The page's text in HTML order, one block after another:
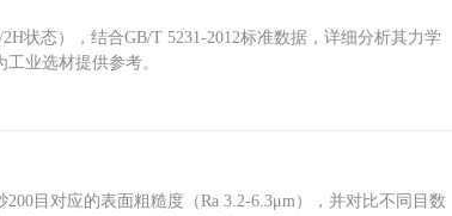
状态），结合GB/T 5231-2012标准数据，详细分析其力学
业选材提供参考。
目对应的表面粗糙度（Ra 3.2-6.3μm），并对比不同目数